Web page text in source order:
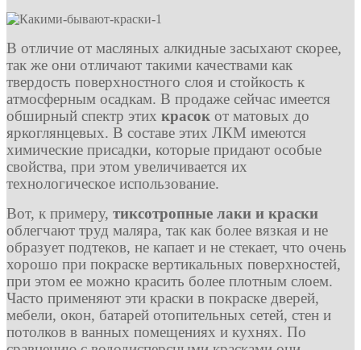
В отличие от масляных алкидные засыхают скорее,
так же они отличают такими качествами как
твердость поверхностного слоя и стойкость к
атмосферным осадкам. В продаже сейчас имеется
обширный спектр этих красок от матовых до
яркоглянцевых. В составе этих ЛКМ имеются
химические присадки, которые придают особые
свойства, при этом увеличивается их
технологическое использование.
Вот, к примеру, тиксотропные лаки и краски
облегчают труд маляра, так как более вязкая и не
образует подтеков, не капает и не стекает, что очень
хорошо при покраске вертикальных поверхностей,
при этом ее можно красить более плотным слоем.
Часто применяют эти краски в покраске дверей,
мебели, окон, батарей отопительных сетей, стен и
потолков в ванных помещениях и кухнях. По